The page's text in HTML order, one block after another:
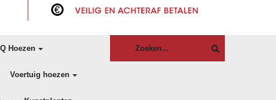
Hoezen
Voertuig hoezen